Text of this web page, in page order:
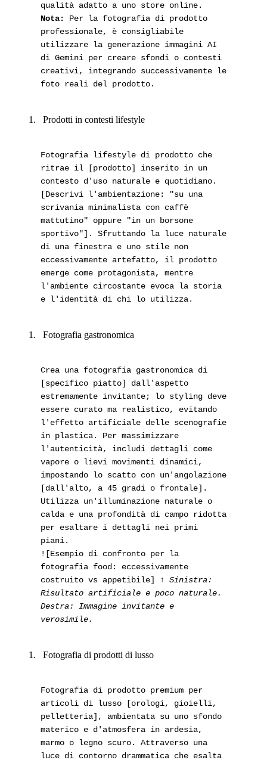
Nota:
Per la fotografia di prodotto
professionale, è consigliabile
utilizzare la generazione immagini AI
di Gemini per creare sfondi o contesti
creativi, integrando successivamente le
foto reali del prodotto.
Prodotti in contesti lifestyle
Fotografia lifestyle di prodotto che
ritrae il [prodotto] inserito in un
contesto d'uso naturale e quotidiano.
[Descrivi l'ambientazione: "su una
scrivania minimalista con caffè
mattutino" oppure "in un borsone
sportivo"]. Sfruttando la luce naturale
di una finestra e uno stile non
eccessivamente artefatto, il prodotto
emerge come protagonista, mentre
l'ambiente circostante evoca la storia
e l'identità di chi lo utilizza.
Fotografia gastronomica
Crea una fotografia gastronomica di
[specifico piatto] dall'aspetto
estremamente invitante; lo styling deve
essere curato ma realistico, evitando
l'effetto artificiale delle scenografie
in plastica. Per massimizzare
l'autenticità, includi dettagli come
vapore o lievi movimenti dinamici,
impostando lo scatto con un'angolazione
[dall'alto, a 45 gradi o frontale].
Utilizza un'illuminazione naturale o
calda e una profondità di campo ridotta
per esaltare i dettagli nei primi
piani.
![Esempio di confronto per la
fotografia food: eccessivamente
costruito vs appetibile]
↑ Sinistra:
Risultato artificiale e poco naturale.
Destra: Immagine invitante e
verosimile.
Fotografia di prodotti di lusso
Fotografia di prodotto premium per
articoli di lusso [orologi, gioielli,
pelletteria], ambientata su uno sfondo
materico e d'atmosfera in ardesia,
marmo o legno scuro. Attraverso una
luce di contorno drammatica che esalta